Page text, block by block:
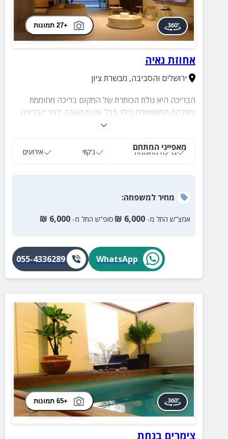
+27 תמונות
אחוזת נאיה
ירושלים והסביבה, מבשרת ציון
הבריכה היא גולת הכותרת של המקום בריכה מחוממת
ומפנקת המאפשרת בילוי בכל עונות השנה. לצד הבריכה
תמצאו ג'קוזי ספא, פינות ישיבה נוחות, מטבח חוץ ומנגל,
מאפייני המתחם
בריכה מחוממת ג‘קוזי אירועים
מחירלמשפחה:
אמצ”ש החל מ- 6,000
₪ סופ”ש החל מ- 6,000
₪
WhatsApp
055-4336289
+65 תמונות
צימרים בנחת